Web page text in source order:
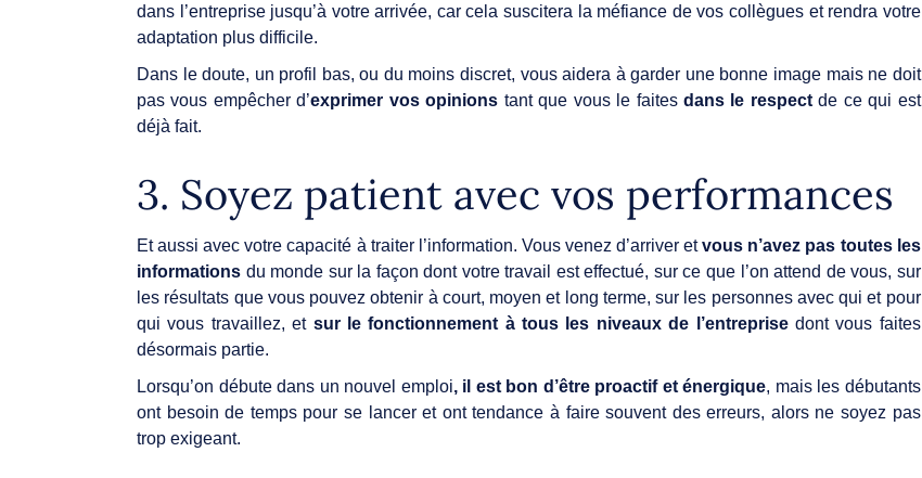
dans l’entreprise jusqu’à votre arrivée, car cela suscitera la méfiance de vos collègues et rendra votre
adaptation plus difficile.
Dans le doute, un profil bas, ou du moins discret, vous aidera à garder une bonne image mais ne doit
pas vous empêcher d’exprimer vos opinions tant que vous le faites dans le respectde ce qui est
déjà fait.
3. Soyez patient avec vos performances
Et aussi avec votre capacité à traiter l’information. Vous venez d’arriver etvous n’avez pas toutes les
informations du monde sur la façon dont votre travail est effectué, sur ce que l’on attend de vous, sur
les résultats que vous pouvez obtenir à court, moyen et long terme, sur les personnes avec qui et pour
qui vous travaillez, et sur le fonctionnement à tous les niveaux de l’entreprise dont vous faites
désormais partie.
Lorsqu’on débute dans un nouvel emploi, il est bon d’être proactif et énergique, mais les débutants
ont besoin de temps pour se lancer et ont tendance à faire souvent des erreurs, alors ne soyez pas
trop exigeant.